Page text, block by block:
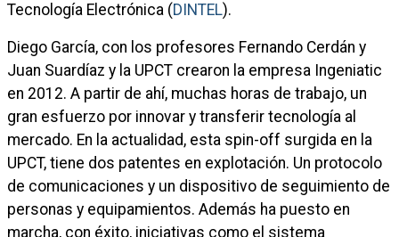
Tecnología Electrónica (DINTEL).
Diego García, con los profesores Fernando Cerdán y
Juan Suardíaz y la UPCT crearon la empresa Ingeniatic
en 2012. A partir de ahí, muchas horas de trabajo, un
gran esfuerzo por innovar y transferir tecnología al
mercado. En la actualidad, esta spin-off surgida en la
UPCT, tiene dos patentes en explotación. Un protocolo
de comunicaciones y un dispositivo de seguimiento de
personas y equipamientos. Además ha puesto en
marcha, con éxito, iniciativas como el sistema